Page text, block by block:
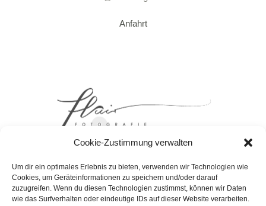
Cookie-Zustimmung verwalten
Um dir ein optimales Erlebnis zu bieten, verwenden wir Technologien wie
Cookies, um Geräteinformationen zu speichern und/oder darauf
zuzugreifen. Wenn du diesen Technologien zustimmst, können wir Daten
wie das Surfverhalten oder eindeutige IDs auf dieser Website verarbeiten.
Anfahrt